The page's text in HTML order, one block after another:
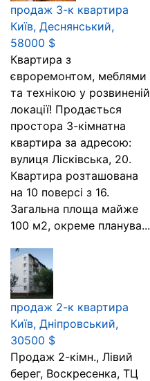
продаж 3-к квартира
Київ, Деснянський,
58000 $
Квартира з
євроремонтом, меблями
та технікою у розвиненій
локації! Продається
простора 3-кімнатна
квартира за адресою:
вулиця Лісківська, 20.
Квартира розташована
на 10 поверсі з 16.
Загальна площа майже
100 м2, окреме планува...
продаж 2-к квартира
Київ, Дніпровський,
30500 $
Продаж 2-кімн., Лівий
берег, Воскресенка, ТЦ